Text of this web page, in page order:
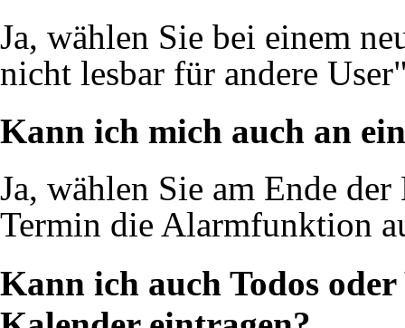
Ja, wählen Sie bei einem
nicht lesbar für andere
Kann ich mich auch an
Ja, wählen Sie am Ende
Termin die Alarmfunktion
Kann ich auch Todos